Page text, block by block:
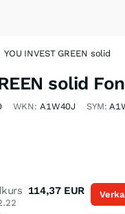
YOU INVEST GREEN solid
solid
WKN: A1W40J SYM:
114,37 EUR